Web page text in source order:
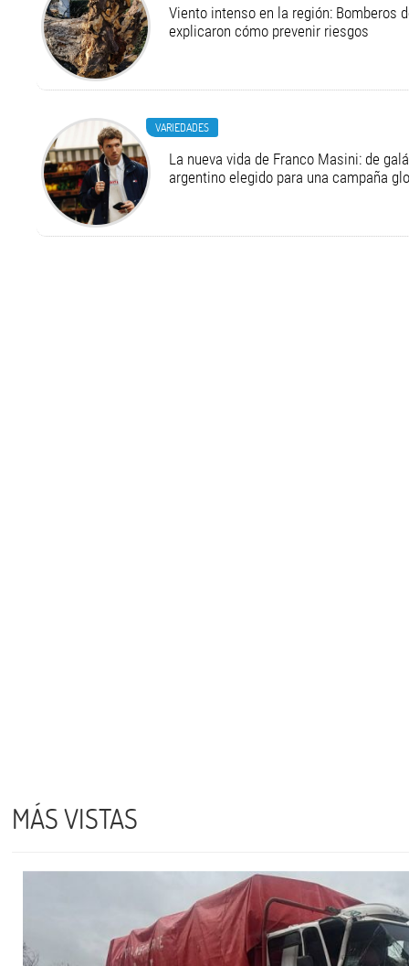
Viento intenso en la región: Bomberos
explicaron cómo prevenir riesgos
VARIEDADES
La nueva vida de Franco Masini: de
argentino elegido para una campaña
MÁS VISTAS